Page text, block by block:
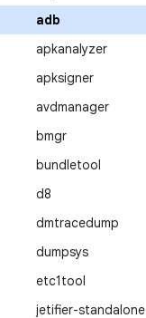
adb
apkanalyzer
apksigner
avdmanager
bmgr
bundletool
d8
dmtracedump
dumpsys
etc1tool
jetifier-standalone